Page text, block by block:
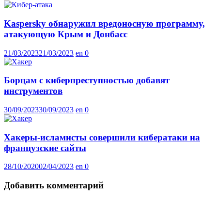
Kaspersky обнаружил вредоносную программу,
атакующую Крым и Донбасс
21/03/202321/03/2023 en 0
Борцам с киберпреступностью добавят
инструментов
30/09/202330/09/2023 en 0
Хакеры-исламисты совершили кибератаки на
французские сайты
28/10/202002/04/2023 en 0
Добавить комментарий